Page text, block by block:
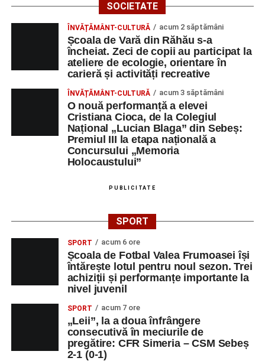
SOCIETATE
ÎNVĂȚĂMÂNT-CULTURĂ acum 2 săptămâni
Școala de Vară din Răhău s-a
încheiat. Zeci de copii au participat la
ateliere de ecologie, orientare în
carieră și activități recreative
ÎNVĂȚĂMÂNT-CULTURĂ acum 3 săptămâni
O nouă performanță a elevei
Cristiana Cioca, de la Colegiul
Național „Lucian Blaga” din Sebeș:
Premiul III la etapa națională a
Concursului „Memoria
Holocaustului”
PUBLICITATE
SPORT
SPORT acum 6 ore
Școala de Fotbal Valea Frumoasei își
întărește lotul pentru noul sezon. Trei
achiziții și performanțe importante la
nivel juvenil
SPORT acum 7 ore
„Leii”, la a doua înfrângere
consecutivă în meciurile de
pregătire: CFR Simeria – CSM Sebeș
2-1 (0-1)